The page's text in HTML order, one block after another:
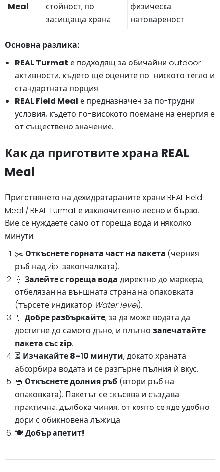
Meal
стойност, по-
засищаща храна
физическа
натовареност
Основна разлика:
REAL Turmat е подходящ за обичайни outdoor
активности, където ще оцените по-ниското тегло и
стандартната порция.
REAL Field Meal е предназначен за по-трудни
условия, където по-високото поемане на енергия е
от съществено значение.
Как да приготвите храна REAL
Meal
Приготвянето на дехидратараните храни REAL Field
Meal / REAL Turmat е изключително лесно и бързо.
Вие се нуждаете само от гореща вода и няколко
минути:
✂️ Откъснете горната част на пакета (черния
ръб над zip-закопчалката).
💧 Залейте с гореща вода директно до маркера,
отбелязан на външната страна на опаковката
(търсете индикатор Water level).
🥄 Добре разбъркайте, за да може водата да
достигне до самото дъно, и плътно запечатайте
пакета със zip.
⏳ Изчакайте 8–10 минути, докато храната
абсорбира водата и се разгърне пълния ѝ вкус.
🥣 Откъснете долния ръб (втори ръб на
опаковката). Пакетът се скъсява и създава
практична, дълбока чиния, от която се яде удобно
дори с обикновена лъжица.
🍽️Добър апетит!